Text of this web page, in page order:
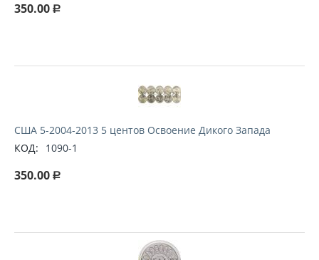
350.00 Р
США 5-2004-2013 5 центов Освоение Дикого Запада
КОД:
1090-1
350.00 Р